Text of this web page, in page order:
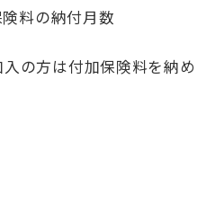
料の納付月数
の方は付加保険料を納め